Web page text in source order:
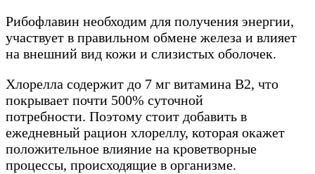
Рибофлавин необходим для получения энергии,
участвует в правильном обмене железа и влияет
на внешний вид кожи и слизистых оболочек.
Хлорелла содержит до 7 мг витамина В2, что
покрывает почти 500% суточной
потребности. Поэтому стоит добавить в
ежедневный рацион хлореллу, которая окажет
положительное влияние на кроветворные
процессы, происходящие в организме.